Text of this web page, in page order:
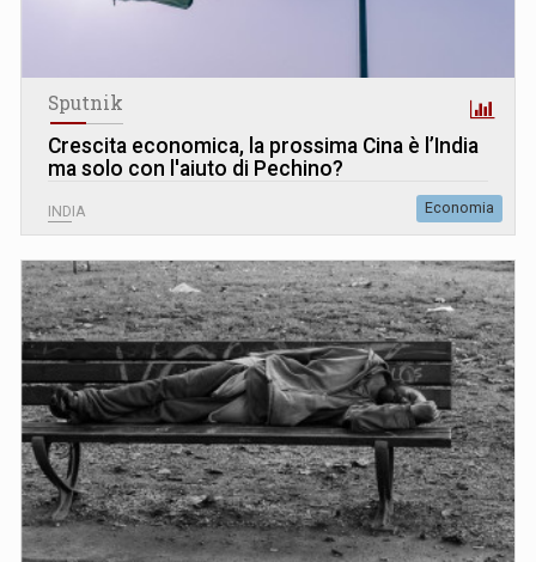
Sputnik
Crescita economica, la prossima Cina è l’India
ma solo con l'aiuto di Pechino?
INDIA Economia